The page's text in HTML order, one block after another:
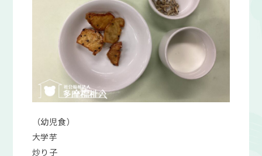
（幼児食）
大学芋
炒り子